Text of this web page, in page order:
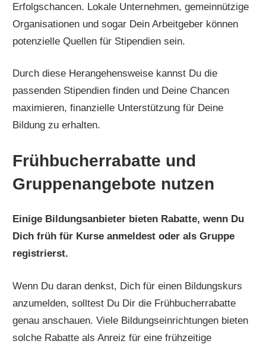
Erfolgschancen. Lokale Unternehmen, gemeinnützige
Organisationen und sogar Dein Arbeitgeber können
potenzielle Quellen für Stipendien sein.
Durch diese Herangehensweise kannst Du die
passenden Stipendien finden und Deine Chancen
maximieren, finanzielle Unterstützung für Deine
Bildung zu erhalten.
Frühbucherrabatte und
Gruppenangebote nutzen
Einige Bildungsanbieter bieten Rabatte, wenn Du
Dich früh für Kurse anmeldest oder als Gruppe
registrierst.
Wenn Du daran denkst, Dich für einen Bildungskurs
anzumelden, solltest Du Dir die Frühbucherrabatte
genau anschauen. Viele Bildungseinrichtungen bieten
solche Rabatte als Anreiz für eine frühzeitige